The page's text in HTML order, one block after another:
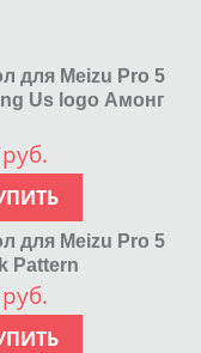
для Meizu Pro 5
Us logo Амонг
для Meizu Pro 5
Pattern